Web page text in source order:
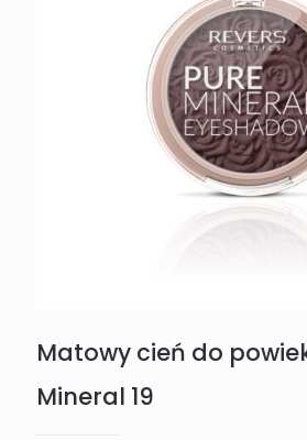
Matowy cień do
Mineral 19